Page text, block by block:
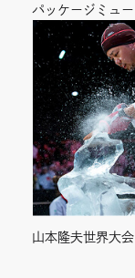
パッケージミュ
山本隆夫世界大